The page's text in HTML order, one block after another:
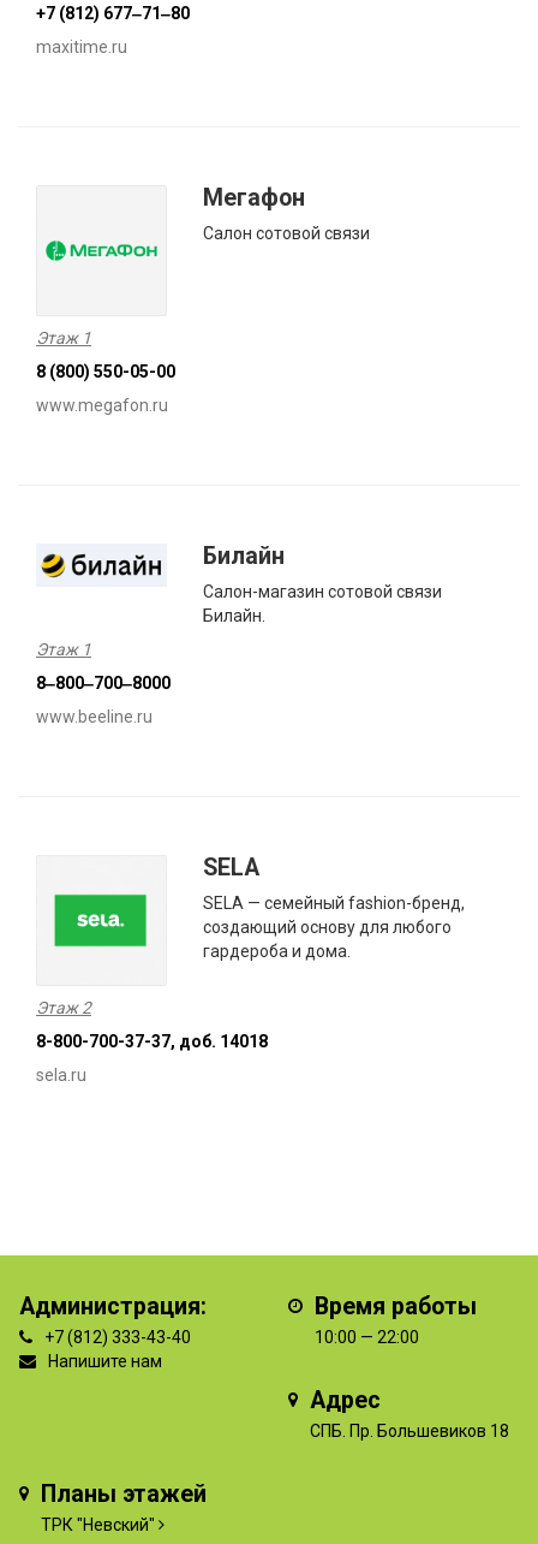
+7 (812) 677‒71‒80
maxitime.ru
Мегафон
Салон сотовой связи
Этаж 1
8 (800) 550-05-00
www.megafon.ru
Билайн
Салон-магазин сотовой связи
Билайн.
Этаж 1
8‒800‒700‒8000
www.beeline.ru
SELA
SELA — семейный fashion-бренд,
создающий основу для любого
гардероба и дома.
Этаж 2
8-800-700-37-37, доб. 14018
sela.ru
Администрация:
+7 (812) 333-43-40
Напишите нам
Время работы
10:00 — 22:00
Адрес
СПБ. Пр. Большевиков 18
Планы этажей
ТРК "Невский"